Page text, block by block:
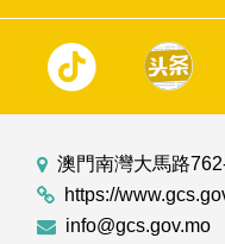
澳門南灣大馬路
https://
info@gcs.gov.mo